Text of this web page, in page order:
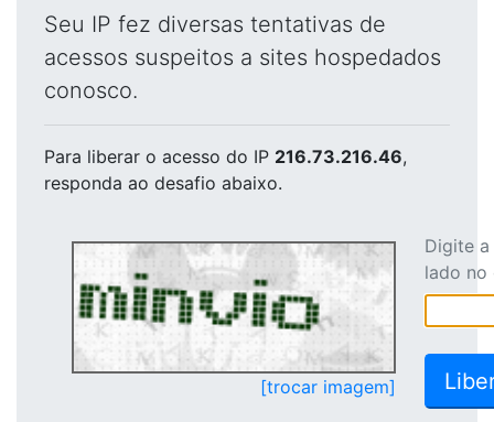
Seu IP fez diversas tentativas de
acessos suspeitos a sites hospedados
conosco.
Para liberar o acesso do IP 216.73.216.46,
responda ao desafio abaixo.
[trocar imagem]
Digite
lado no